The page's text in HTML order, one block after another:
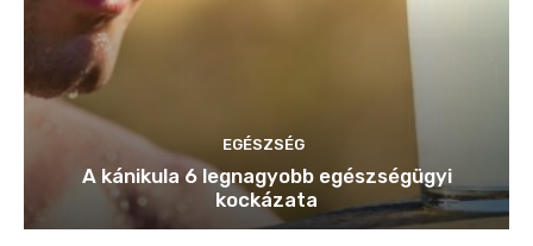
EGÉSZSÉG
A kánikula 6 legnagyobb egészségügyi
kockázata